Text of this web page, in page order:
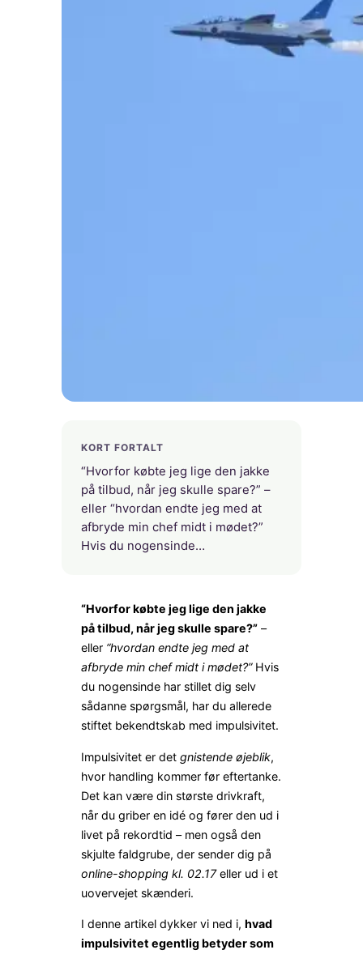
KORT FORTALT
“Hvorfor købte jeg lige den jakke
på tilbud, når jeg skulle spare?” –
eller “hvordan endte jeg med at
afbryde min chef midt i mødet?”
Hvis du nogensinde…
“Hvorfor købte jeg lige den jakke
på tilbud, når jeg skulle spare?” –
eller “hvordan endte jeg med at
afbryde min chef midt i mødet?”Hvis
du nogensinde har stillet dig selv
sådanne spørgsmål, har du allerede
stiftet bekendtskab med impulsivitet.
Impulsivitet er det gnistende øjeblik,
hvor handling kommer før eftertanke.
Det kan være din største drivkraft,
når du griber en idé og fører den ud i
livet på rekordtid – men også den
skjulte faldgrube, der sender dig på
online-shopping kl. 02.17eller ud i et
uovervejet skænderi.
I denne artikel dykker vi ned i, hvad
impulsivitet egentlig betyder som